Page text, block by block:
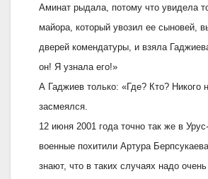
Аминат рыдала, потому что увидела
майора, который увозил ее сыновей,
дверей комендатуры, и взяла
он! Я узнала его!»
А Гаджиев только: «Где? Кто? Никого
засмеялся.
12 июня 2001 года точно так же в
военные похитили Артура
знают, что в таких случаях надо